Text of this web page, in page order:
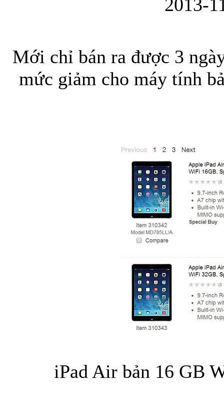
Bao da Samsung
Ốp lưng Samsung
Túi xách
Ốp lưng Sony
2013-
Mới chỉ bán ra được 3
mức giảm cho máy tính
iPad Air bản 16 GB